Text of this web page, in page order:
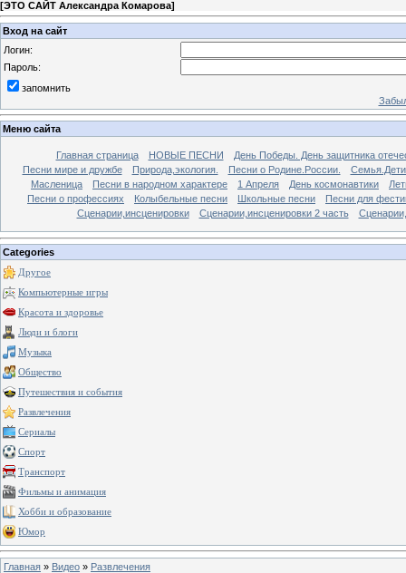
[ЭТО САЙТ Александра Комарова]
Вход на сайт
Логин:
Пароль:
запомнить
Меню сайта
Главная страница НОВЫЕ ПЕСНИ
День Победы. День защитника
Песни мире и дружбе
Природа,экология. Песни о Родине.России.
Масленица
Песни в народном характере 1 Апреля День космонавтики
Песни о профессиях
Колыбельные песни Школьные песни
Песни для
Сценарии,инсценировки
Сценарии,инсценировки 2 часть
Categories
Другое
Компьютерные игры
Красота и здоровье
Люди и блоги
Музыка
Общество
Путешествия и события
Развлечения
Сериалы
Спорт
Транспорт
Фильмы и анимация
Хобби и образование
Юмор
Главная » Видео » Развлечения